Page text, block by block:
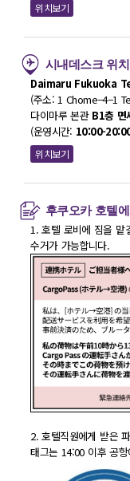
위치보기
시내데스크 위치
Daimaru Fukuoka
(주소: 1 Chome−4−1
다이마루 본관 B1층 면
(운영시간: 10:00-
위치보기
후쿠오카 호텔
1. 호텔 로비에 짐을 맡
수거가 가능합니다.
2. 호텔직원에게 받은
태그는 14:00 이후 공